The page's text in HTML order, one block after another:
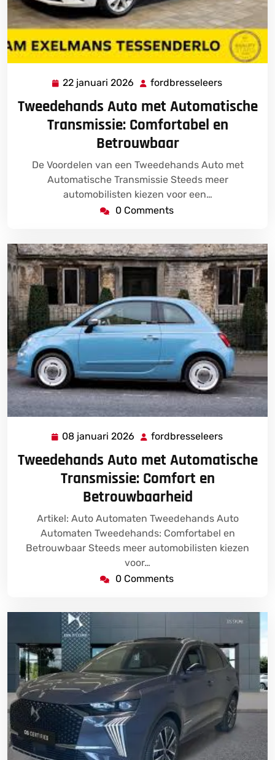
22 januari 2026 22
2026
fordbresseleers
Tweedehands Auto met Automatische
Transmissie: Comfortabel en
Betrouwbaar
De Voordelen van een Tweedehands Auto met
Automatische Transmissie Steeds meer
automobilisten kiezen voor een…
0 Comments
08 januari 2026 08
2026
fordbresseleers
Tweedehands Auto met Automatische
Transmissie: Comfort en
Betrouwbaarheid
Artikel: Auto Automaten Tweedehands Auto
Automaten Tweedehands: Comfortabel en
Betrouwbaar Steeds meer automobilisten kiezen
voor…
0 Comments